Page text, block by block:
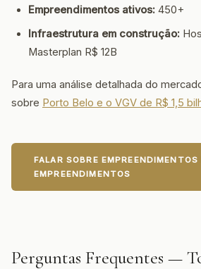
Empreendimentos ativos: 450+
Infraestrutura em construção:
Masterplan R$ 12B
Para uma análise detalhada do
sobre Porto Belo e o VGV de R$ 1,5
FALAR SOBRE
EMPREENDIMENTOS
Perguntas Frequentes —